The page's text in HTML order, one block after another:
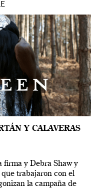
Y CALAVERAS
firma y Debra Shaw y
trabajaron con el
la campaña de